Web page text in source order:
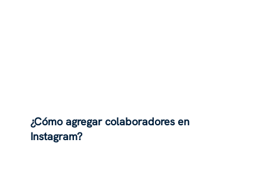
¿Cómo agregar colaboradores en
Instagram?